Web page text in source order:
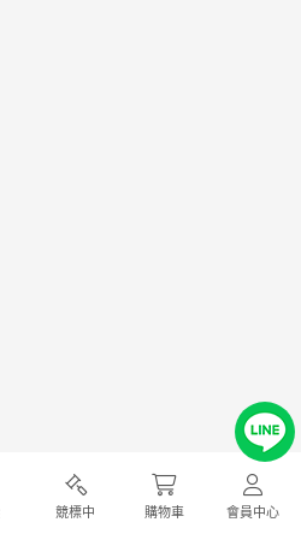
競標中 購物車 會員中心